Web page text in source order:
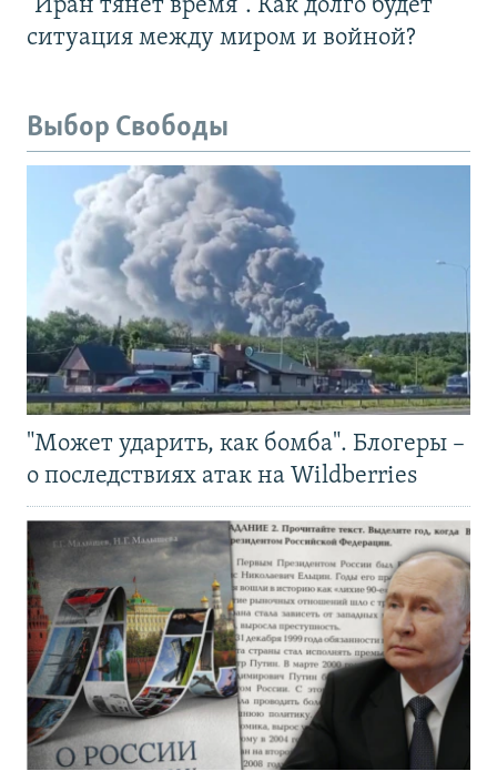
"Иран тянет время". Как долго будет
ситуация между миром и войной?
Выбор Свободы
"Может ударить, как бомба". Блогеры –
о последствиях атак на Wildberries